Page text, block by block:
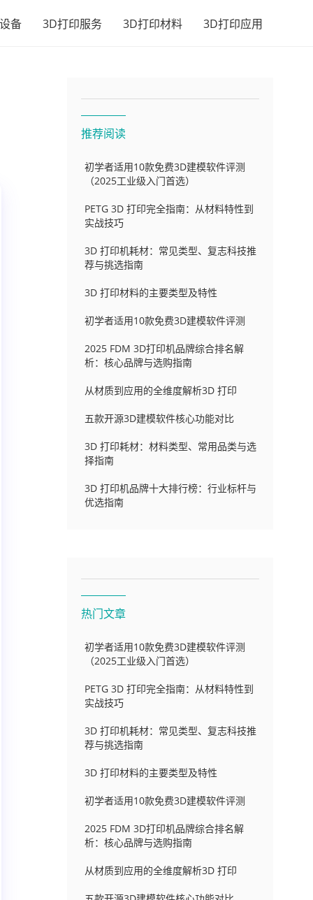
备 3D打印服务 3D打印材料 3D打印应用
推荐阅读
初学者适用10款免费3D建模软件评测
（2025工业级入门首选）
PETG 3D 打印完全指南：从材料特性到
实战技巧
3D 打印机耗材：常见类型、复志科技推
荐与挑选指南
3D 打印材料的主要类型及特性
初学者适用10款免费3D建模软件评测
2025 FDM 3D打印机品牌综合排名解
析：核心品牌与选购指南
从材质到应用的全维度解析3D 打印
五款开源3D建模软件核心功能对比
3D 打印耗材：材料类型、常用品类与选
择指南
3D 打印机品牌十大排行榜：行业标杆与
优选指南
热门文章
初学者适用10款免费3D建模软件评测
（2025工业级入门首选）
PETG 3D 打印完全指南：从材料特性到
实战技巧
3D 打印机耗材：常见类型、复志科技推
荐与挑选指南
3D 打印材料的主要类型及特性
初学者适用10款免费3D建模软件评测
2025 FDM 3D打印机品牌综合排名解
析：核心品牌与选购指南
从材质到应用的全维度解析3D 打印